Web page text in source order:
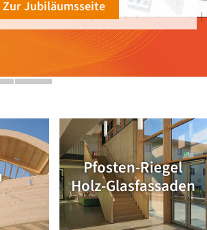
Zur Jubiläumsseite
Pfosten-Riegel
Holz-Glasfassaden